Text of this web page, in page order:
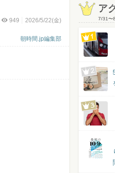
949 2026/5/22(金)
朝時間.jp編集部
ア
7/31〜